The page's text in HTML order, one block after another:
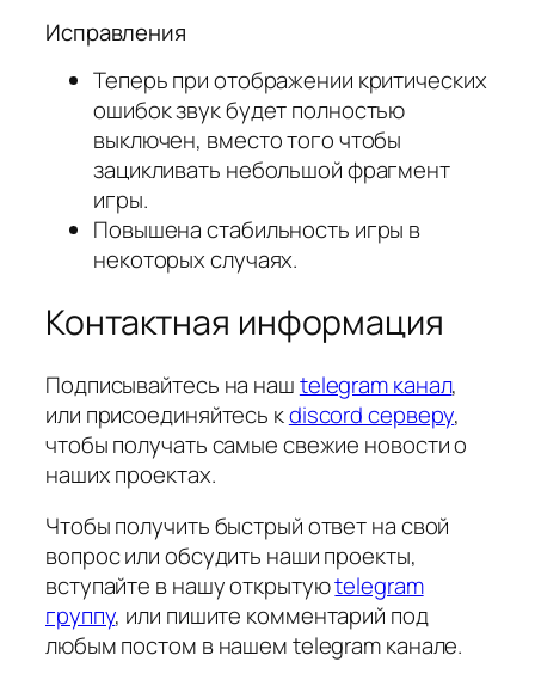
Исправления
Теперь при отображении критических
ошибок звук будет полностью
выключен, вместо того чтобы
зацикливать небольшой фрагмент
игры.
Повышена стабильность игры в
некоторых случаях.
Контактная информация
Подписывайтесь на нашtelegram канал,
или присоединяйтесь кdiscord серверу,
чтобы получать самые свежие новости о
наших проектах.
Чтобы получить быстрый ответ на свой
вопрос или обсудить наши проекты,
вступайте в нашу открытуюtelegram
группу, или пишите комментарий под
любым постом в нашем telegram канале.